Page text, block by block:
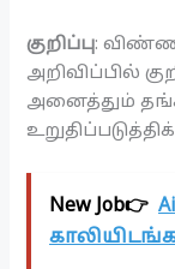
குறிப்பு:
அறிவிப்பில்
அனைத்தும்
New Job👉